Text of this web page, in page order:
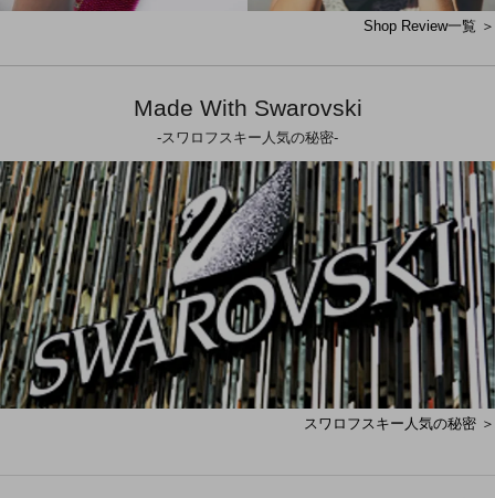
Shop Review一覧 ＞
Made With Swarovski
-スワロフスキー人気の秘密-
スワロフスキー人気の秘密 ＞